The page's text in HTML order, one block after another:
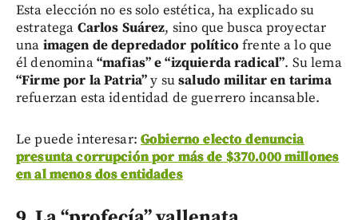
Esta elección no es solo estética, ha explicado su
estratega Carlos Suárez, sino que busca proyectar
una imagen de depredador político frente a lo que
él denomina“mafias” e “izquierda radical”. Su lema
“Firme por la Patria”y susaludo militar en tarima
refuerzan esta identidad de guerrero incansable.
Le puede interesar: Gobierno electo denuncia
presunta corrupción por más de $370.000 millones
en al menos dos entidades